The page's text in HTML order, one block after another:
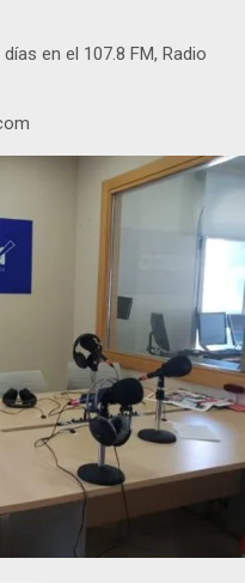
en el 107.8 FM, Radio